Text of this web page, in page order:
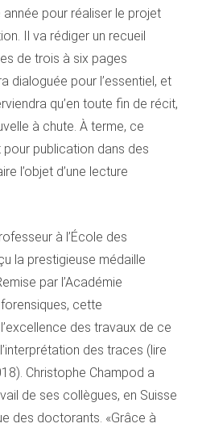
année pour réaliser le projet
Il va rédiger un recueil
de trois à six pages
dialoguée pour l’essentiel, et
qu’en toute fin de récit,
à chute. À terme, ce
publication dans des
l’objet d’une lecture
à l’École des
la prestigieuse médaille
par l’Académie
cette
des travaux de ce
des traces (lire
Christophe Champod a
de ses collègues, en Suisse
des doctorants. «Grâce à